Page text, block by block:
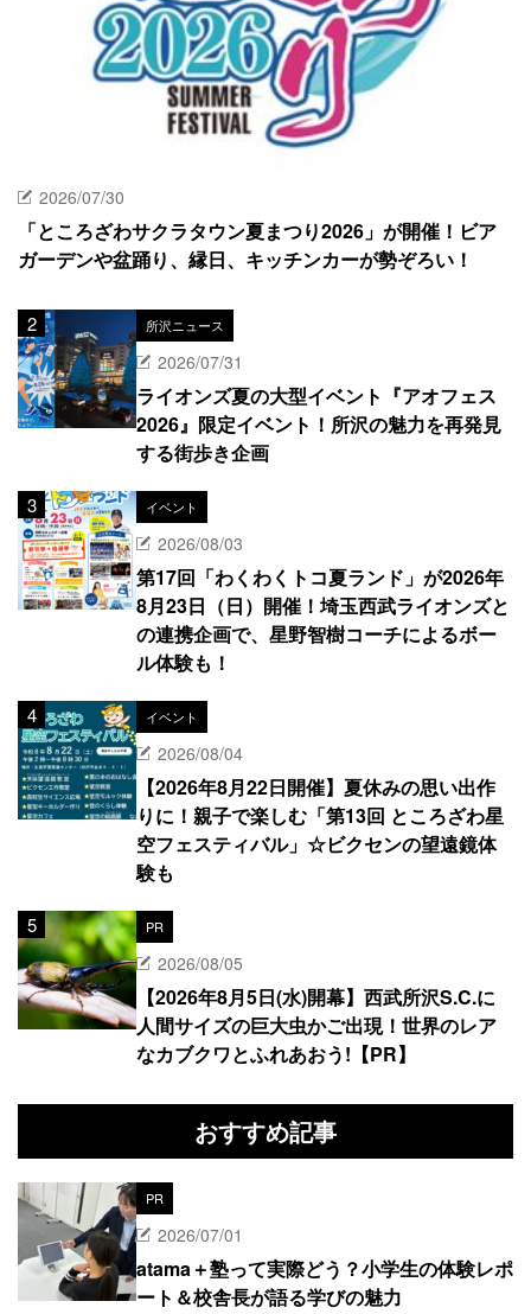
2026/07/30
「ところざわサクラタウン夏まつり2026」が開催！ビア
ガーデンや盆踊り、縁日、キッチンカーが勢ぞろい！
所沢ニュース
2026/07/31
ライオンズ夏の大型イベント『アオフェス
2026』限定イベント！所沢の魅力を再発見
する街歩き企画
イベント
2026/08/03
第17回「わくわくトコ夏ランド」が2026年
8月23日（日）開催！埼玉西武ライオンズと
の連携企画で、星野智樹コーチによるボー
ル体験も！
イベント
2026/08/04
【2026年8月22日開催】夏休みの思い出作
りに！親子で楽しむ「第13回 ところざわ星
空フェスティバル」☆ビクセンの望遠鏡体
験も
PR
2026/08/05
【2026年8月5日(水)開幕】西武所沢S.C.に
人間サイズの巨大虫かご出現！世界のレア
なカブクワとふれあおう!【PR】
おすすめ記事
PR
2026/07/01
atama＋塾って実際どう？小学生の体験レポ
ート＆校舎長が語る学びの魅力